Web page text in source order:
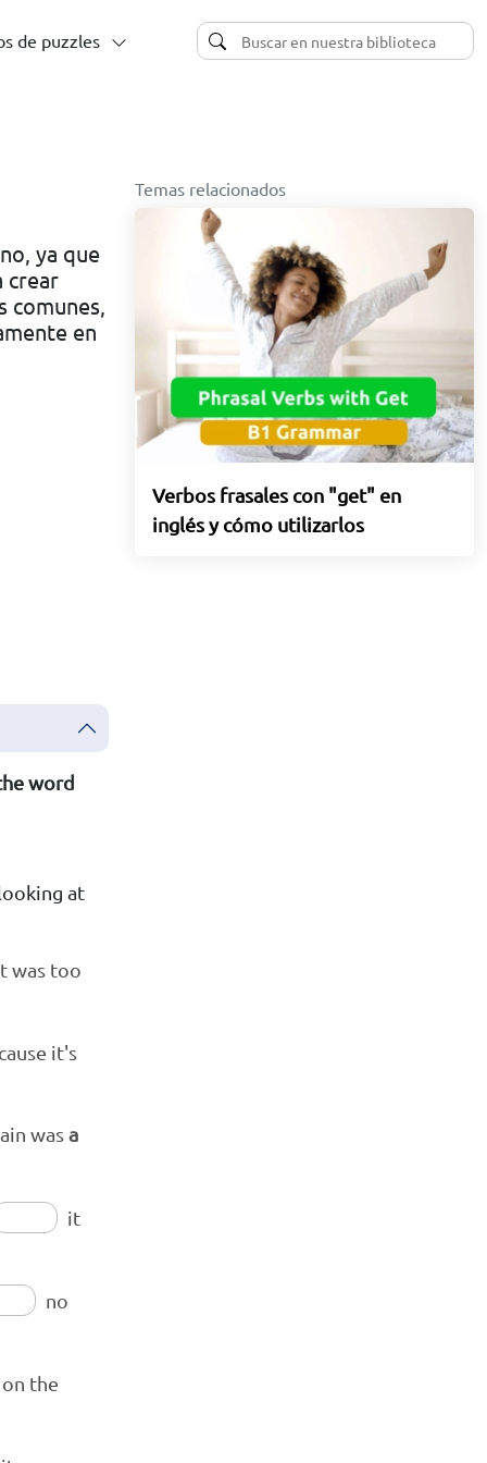
de puzzles
ya que
crear
comunes,
en
word
at
was too
it's
wasa
it
no
on the
Temas relacionados
Verbos frasales con "get" en
inglés y cómo utilizarlos